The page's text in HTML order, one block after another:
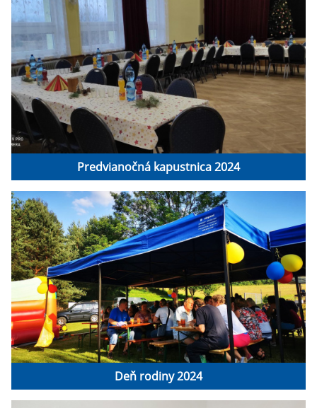
Predvianočná kapustnica 2024
Deň rodiny 2024